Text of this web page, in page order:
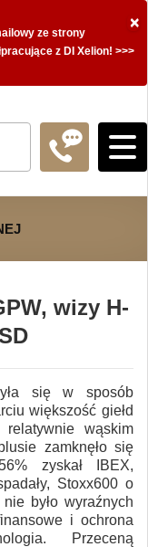
×
ze strony
z DI Xelion! >>>
wizy H-
się w sposób
większość giełd
wąskim
zamknęło się
zyskał IBEX,
Stoxx600 o
było wyraźnych
i ochrona
Przeceną